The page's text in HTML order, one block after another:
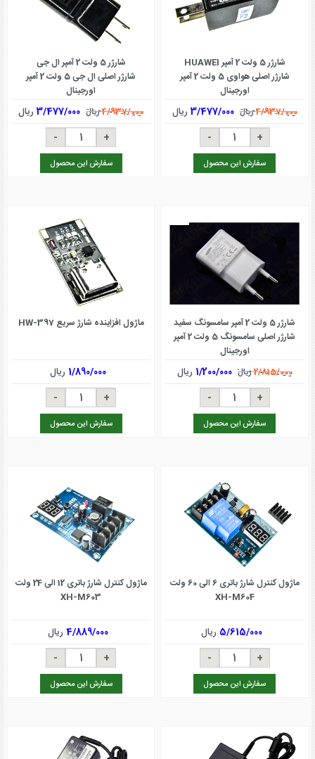
شارژر 5 ولت 2 آمپر HUAWEI
شارژر اصلی هواوی 5 ولت 2 آمپر
اورجینال
4/937/000ریال 3/477/000ریال
سفارش این محصول
شارژر 5 ولت 2 آمپر ال جی
شارژر اصلی ال جی 5 ولت 2 آمپر
اورجینال
4/937/000ریال 3/477/000ریال
سفارش این محصول
شارژر 5 ولت 2 آمپر سامسونگ سفید
شارژر اصلی سامسونگ 5 ولت 2 آمپر
اورجینال
2/815/000ریال 1/200/000 ریال
سفارش این محصول
ماژول افزاینده شارژ سریع HW-397
1/890/000 ریال
سفارش این محصول
ماژول کنترل شارژ باتری 6 الی 60 ولت
XH-M604
5/615/000 ریال
سفارش این محصول
ماژول کنترل شارژ باتری 12 الی 24 ولت
XH-M603
4/889/000ریال
سفارش این محصول